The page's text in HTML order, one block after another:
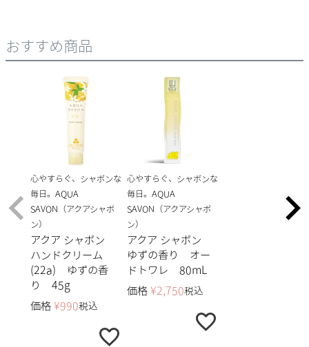
おすすめ商品
心やすらぐ、シャボンな
毎日。AQUA
SAVON（アクアシャボ
ン）
アクア シャボン
ハンドクリーム
(22a) ゆずの香
り 45g
価格 ¥990税込
心やすらぐ、シャボンな
毎日。AQUA
SAVON（アクアシャボ
ン）
アクア シャボン
ゆずの香り オー
ドトワレ 80mL
価格 ¥2,750税込